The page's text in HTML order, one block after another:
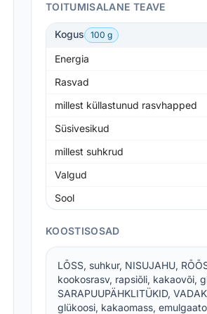
TOITUMISALANE TEAVE
Kogus 100 g
Energia
Rasvad
millest küllastunud rasvhapped
Süsivesikud
millest suhkrud
Valgud
Sool
KOOSTISOSAD
LÕSS, suhkur, NISUJAHU,
kookosrasv, rapsiõli, kakaovõi,
SARAPUUPÄHKLITÜKID,
glükoosi, kakaomass,